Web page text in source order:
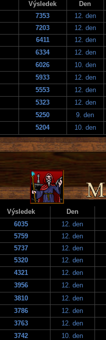
Výsledek
Den
7353
12. den
7203
12. den
6411
12. den
6334
12. den
6026
10. den
5933
12. den
5553
12. den
5323
12. den
5250
9. den
5204 10. den
Výsledek
Den
6035
12. den
5759
12. den
5737
12. den
5320
12. den
4321
12. den
3956
12. den
3810
12. den
3786
12. den
3763
12. den
3742 10. den